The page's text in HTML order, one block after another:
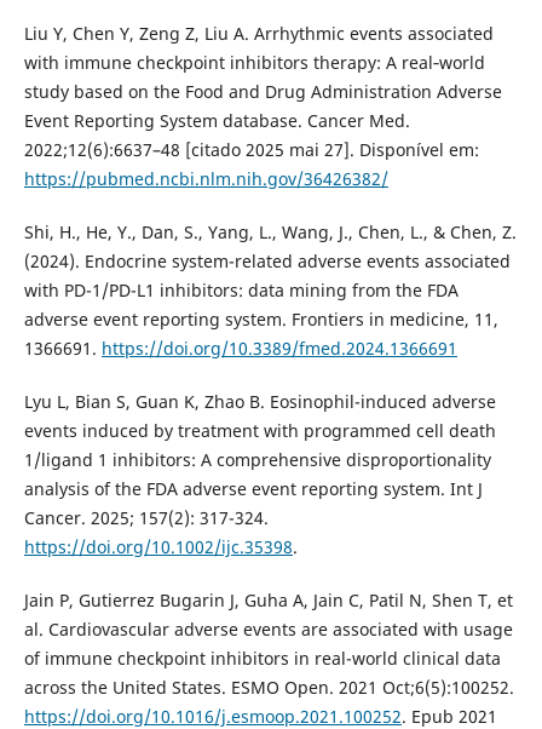
Liu Y, Chen Y, Zeng Z, Liu A. Arrhythmic events associated
with immune checkpoint inhibitors therapy: A real‐world
study based on the Food and Drug Administration Adverse
Event Reporting System database. Cancer Med.
2022;12(6):6637–48 [citado 2025 mai 27]. Disponível em:
https://pubmed.ncbi.nlm.nih.gov/36426382/
Shi, H., He, Y., Dan, S., Yang, L., Wang, J., Chen, L., & Chen, Z.
(2024). Endocrine system-related adverse events associated
with PD-1/PD-L1 inhibitors: data mining from the FDA
adverse event reporting system. Frontiers in medicine, 11,
1366691. https://doi.org/10.3389/fmed.2024.1366691
Lyu L, Bian S, Guan K, Zhao B. Eosinophil-induced adverse
events induced by treatment with programmed cell death
1/ligand 1 inhibitors: A comprehensive disproportionality
analysis of the FDA adverse event reporting system. Int J
Cancer. 2025; 157(2): 317-324.
https://doi.org/10.1002/ijc.35398.
Jain P, Gutierrez Bugarin J, Guha A, Jain C, Patil N, Shen T, et
al. Cardiovascular adverse events are associated with usage
of immune checkpoint inhibitors in real-world clinical data
across the United States. ESMO Open. 2021 Oct;6(5):100252.
https://doi.org/10.1016/j.esmoop.2021.100252. Epub 2021